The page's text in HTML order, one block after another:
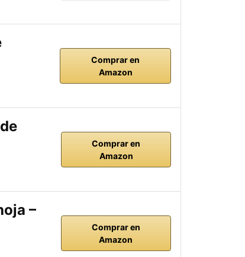
Comprar en
Amazon
Comprar en
Amazon
–
Comprar en
Amazon